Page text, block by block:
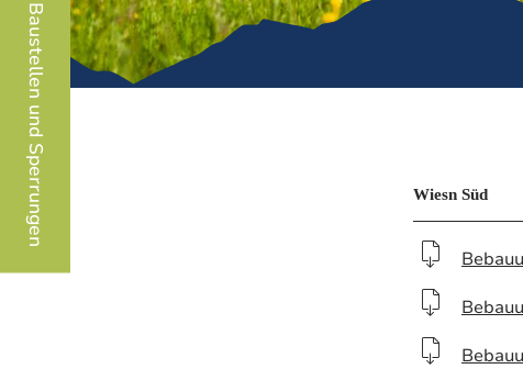
Baustellen und Sperrungen Wiesn Süd